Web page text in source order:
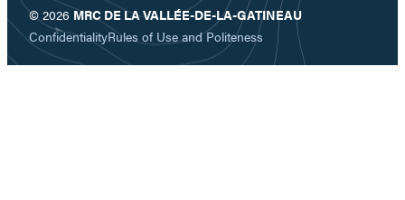
© 2026 MRC DE LA VALLÉE-DE-LA-GATINEAU
ConfidentialityRules of Use and Politeness